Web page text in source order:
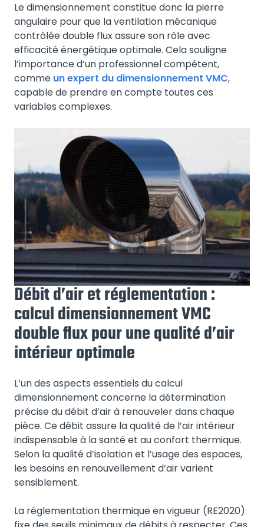
Le dimensionnement constitue donc la pierre
angulaire pour que la ventilation mécanique
contrôlée double flux assure son rôle avec
efficacité énergétique optimale. Cela souligne
l’importance d’un professionnel compétent,
comme un expert du dimensionnement VMC,
capable de prendre en compte toutes ces
variables complexes.
Débit d’air et réglementation :
calcul dimensionnement VMC
double flux pour une qualité d’air
intérieur optimale
L’un des aspects essentiels du calcul
dimensionnement concerne la détermination
précise du débit d’air à renouveler dans chaque
pièce. Ce débit assure la qualité de l’air intérieur
indispensable à la santé et au confort thermique.
Selon la qualité d’isolation et l’usage des espaces,
les besoins en renouvellement d’air varient
sensiblement.
La réglementation thermique en vigueur (RE2020)